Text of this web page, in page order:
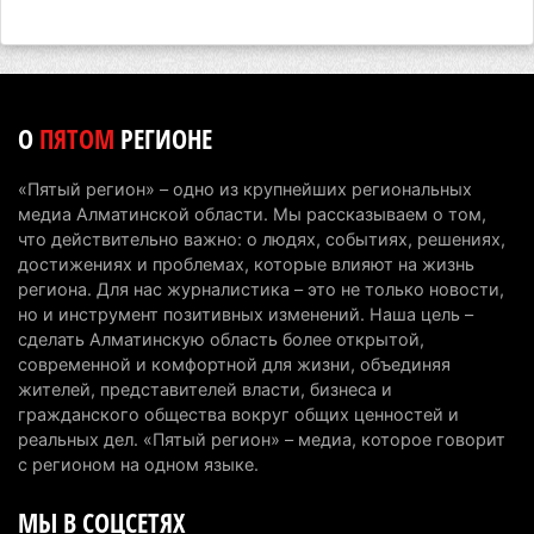
трагедии
В Алматинской области запустят производство
пилотов
5 августа 2026 г. 08:29 174
В Alatau City Authority назначили нового
директора по коммуникациям
4 августа 2026 г. 20:22
Партия «Әділет» предложила превратить
университеты в центры технологий и новых
рабочих мест
ОПЯТОМ РЕГИОНЕ
«Пятый регион» – одно из крупнейших региональных
медиа Алматинской области. Мы рассказываем о том,
что действительно важно: о людях, событиях, решениях,
достижениях и проблемах, которые влияют на жизнь
региона. Для нас журналистика – это не только новости,
но и инструмент позитивных изменений. Наша цель –
сделать Алматинскую область более открытой,
современной и комфортной для жизни, объединяя
жителей, представителей власти, бизнеса и
гражданского общества вокруг общих ценностей и
реальных дел. «Пятый регион» – медиа, которое говорит
с регионом на одном языке.
МЫ В СОЦСЕТЯХ